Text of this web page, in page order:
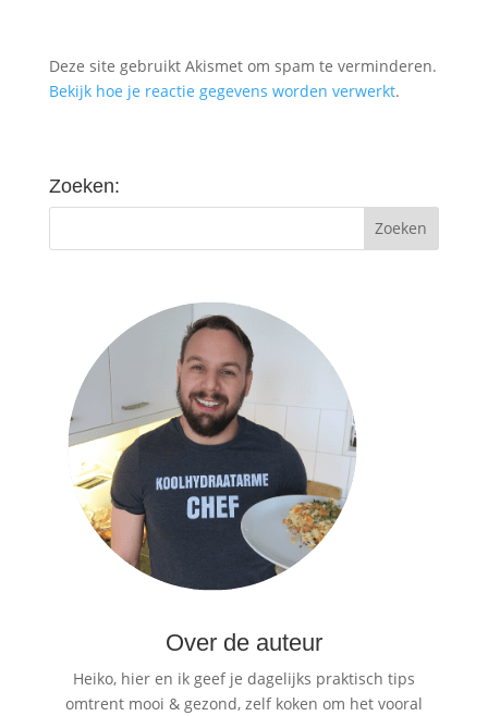
Deze site gebruikt Akismet om spam te verminderen.
Bekijk hoe je reactie gegevens worden verwerkt.
Zoeken:
Over de auteur
Heiko, hier en ik geef je dagelijks praktisch tips
omtrent mooi & gezond, zelf koken om het vooral